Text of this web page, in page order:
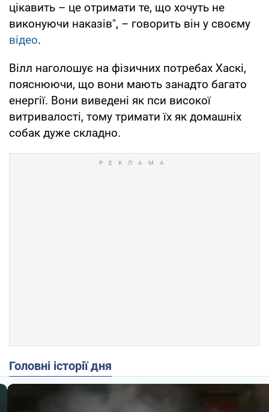
цікавить – це отримати те, що хочуть не
виконуючи наказів", – говорить він у своєму
відео.
Вілл наголошує на фізичних потребах Хаскі,
пояснюючи, що вони мають занадто багато
енергії. Вони виведені як пси високої
витривалості, тому тримати їх як домашніх
собак дуже складно.
Головні історії дня